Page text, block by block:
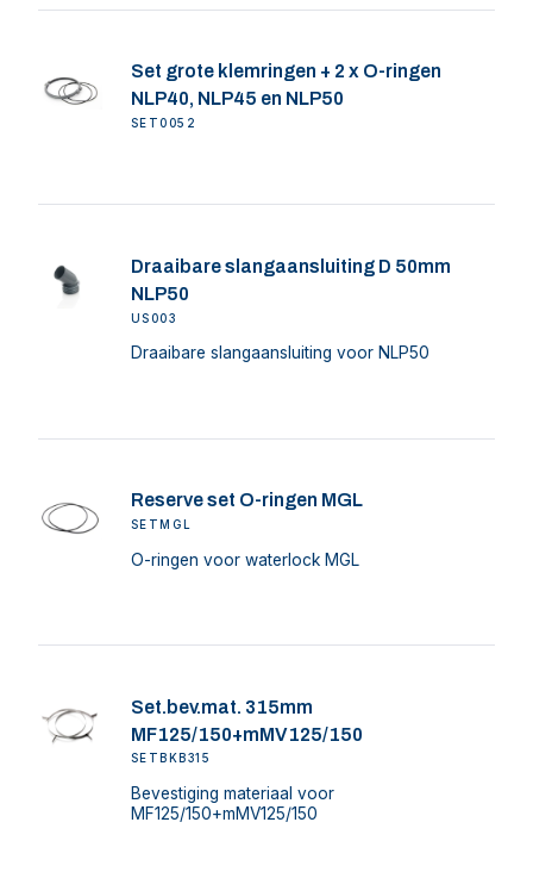
Set grote klemringen + 2 x O-ringen
NLP40, NLP45 en NLP50
SET0052
Draaibare slangaansluiting D 50mm
NLP50
US003
Draaibare slangaansluiting voor NLP50
Reserve set O-ringen MGL
SETMGL
O-ringen voor waterlock MGL
Set.bev.mat. 315mm
MF125/150+mMV125/150
SETBKB315
Bevestiging materiaal voor
MF125/150+mMV125/150